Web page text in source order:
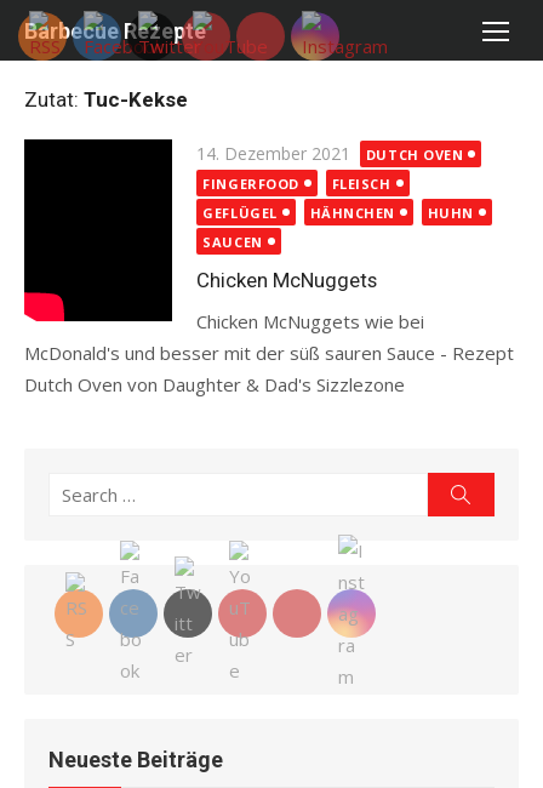
Skip
Barbecue Rezepte
Zutat: Tuc-Kekse
Posted
on
14. Dezember 2021
DUTCH OVEN
FINGERFOOD
FLEISCH
GEFLÜGEL
HÄHNCHEN
HUHN
SAUCEN
Chicken McNuggets
Chicken McNuggets wie bei
McDonald's und besser mit der süß sauren Sauce - Rezept
Dutch Oven von Daughter & Dad's Sizzlezone
Search
Neueste Beiträge